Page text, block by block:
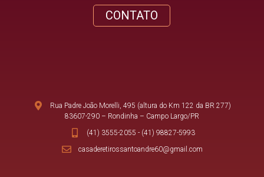
CONTATO
Rua Padre João Morelli, 495 (altura do Km 122 da BR 277)
83607-290 – Rondinha – Campo Largo/PR
(41) 3555-2055 - (41) 98827-5993
casaderetirossantoandre60@gmail.com